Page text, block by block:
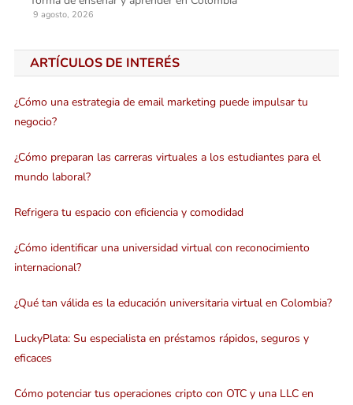
9 agosto, 2026
ARTÍCULOS DE INTERÉS
¿Cómo una estrategia de email marketing puede impulsar tu
negocio?
¿Cómo preparan las carreras virtuales a los estudiantes para el
mundo laboral?
Refrigera tu espacio con eficiencia y comodidad
¿Cómo identificar una universidad virtual con reconocimiento
internacional?
¿Qué tan válida es la educación universitaria virtual en Colombia?
LuckyPlata: Su especialista en préstamos rápidos, seguros y
eficaces
Cómo potenciar tus operaciones cripto con OTC y una LLC en